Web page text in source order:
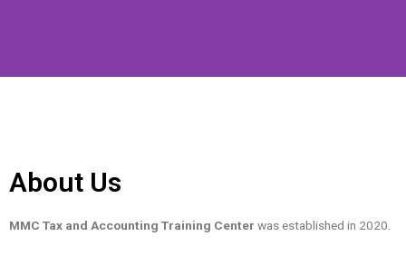
About Us
MMC Tax and Accounting Training Center was established in 2020.